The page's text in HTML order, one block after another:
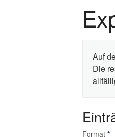
Auf
Die
Format *